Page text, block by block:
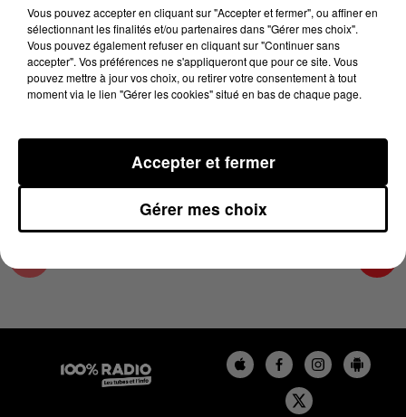
25 novembre 2025 - 4 min 15 sec
LES INFOS DE L'ARIEGE DU 25/11/2025 À
09H00
Podcasts infos de l'Ariège
Vous pouvez accepter en cliquant sur "Accepter et fermer", ou affiner en
sélectionnant les finalités et/ou partenaires dans "Gérer mes choix".
Vous pouvez également refuser en cliquant sur "Continuer sans
accepter". Vos préférences ne s'appliqueront que pour ce site. Vous
pouvez mettre à jour vos choix, ou retirer votre consentement à tout
moment via le lien "Gérer les cookies" situé en bas de chaque page.
Gérer mes choix
Accepter et fermer